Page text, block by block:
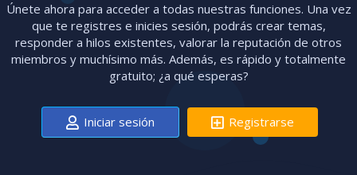
Únete ahora para acceder a todas nuestras funciones. Una vez
que te registres e inicies sesión, podrás crear temas,
responder a hilos existentes, valorar la reputación de otros
miembros y muchísimo más. Además, es rápido y totalmente
gratuito; ¿a qué esperas?
Iniciar sesión Registrarse